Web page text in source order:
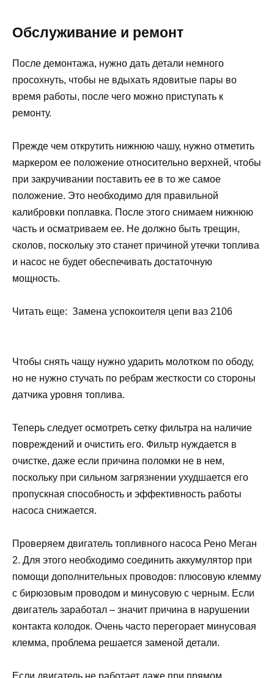
Обслуживание и ремонт
После демонтажа, нужно дать детали немного
просохнуть, чтобы не вдыхать ядовитые пары во
время работы, после чего можно приступать к
ремонту.
Прежде чем открутить нижнюю чашу, нужно отметить
маркером ее положение относительно верхней, чтобы
при закручивании поставить ее в то же самое
положение. Это необходимо для правильной
калибровки поплавка. После этого снимаем нижнюю
часть и осматриваем ее. Не должно быть трещин,
сколов, поскольку это станет причиной утечки топлива
и насос не будет обеспечивать достаточную
мощность.
Читать еще: Замена успокоителя цепи ваз 2106
Чтобы снять чащу нужно ударить молотком по ободу,
но не нужно стучать по ребрам жесткости со стороны
датчика уровня топлива.
Теперь следует осмотреть сетку фильтра на наличие
повреждений и очистить его. Фильтр нуждается в
очистке, даже если причина поломки не в нем,
поскольку при сильном загрязнении ухудшается его
пропускная способность и эффективность работы
насоса снижается.
Проверяем двигатель топливного насоса Рено Меган
2. Для этого необходимо соединить аккумулятор при
помощи дополнительных проводов: плюсовую клемму
с бирюзовым проводом и минусовую с черным. Если
двигатель заработал – значит причина в нарушении
контакта колодок. Очень часто перегорает минусовая
клемма, проблема решается заменой детали.